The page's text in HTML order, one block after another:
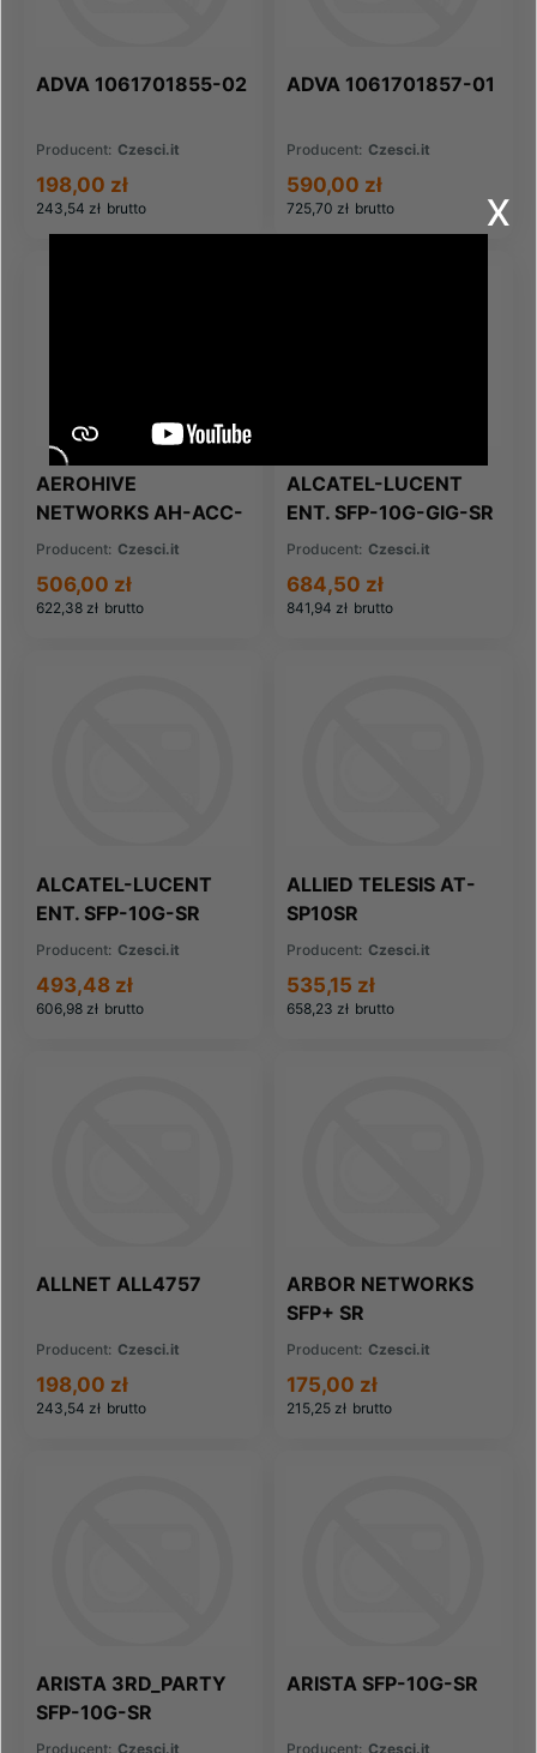
ADVA 1061701855-02
Producent: Czesci.it
243,54 zł brutto
198,00 zł
ADVA 1061701857-01
Producent: Czesci.it
725,70 zł brutto
590,00 zł
AEROHIVE
NETWORKS AH-ACC-
SFP- 10G-SR
Producent: Czesci.it
622,38 zł brutto
506,00 zł
ALCATEL-LUCENT
ENT. SFP-10G-GIG-SR
Producent: Czesci.it
841,94 zł brutto
684,50 zł
ALCATEL-LUCENT
ENT. SFP-10G-SR
Producent: Czesci.it
606,98 zł brutto
493,48 zł
ALLIED TELESIS AT-
SP10SR
Producent: Czesci.it
658,23 zł brutto
535,15 zł
ALLNET ALL4757
Producent: Czesci.it
243,54 zł brutto
198,00 zł
ARBOR NETWORKS
SFP+ SR
Producent: Czesci.it
215,25 zł brutto
175,00 zł
ARISTA 3RD_PARTY
SFP-10G-SR
Producent: Czesci.it
ARISTA SFP-10G-SR
Producent: Czesci.it
x